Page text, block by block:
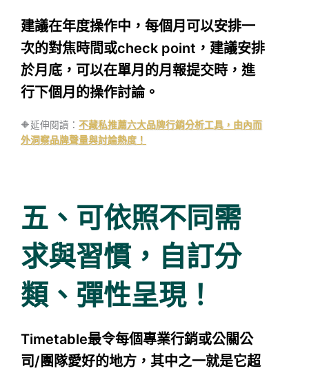
建議在年度操作中，每個月可以安排一
次的對焦時間或check point，建議安排
於月底，可以在單月的月報提交時，進
行下個月的操作討論。
🔶延伸閱讀： 不藏私推薦六大品牌行銷分析工具，由內而
外洞察品牌聲量與討論熱度！
五、可依照不同需
求與習慣，自訂分
類、彈性呈現！
Timetable最令每個專業行銷或公關公
司/團隊愛好的地方，其中之一就是它超